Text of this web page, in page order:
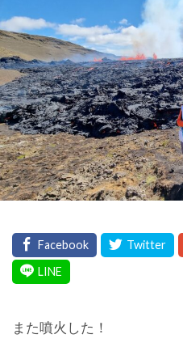
また噴火した！